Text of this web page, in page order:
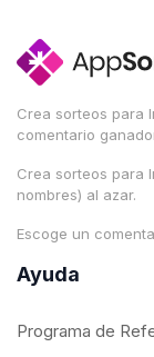
Crea sorteos para
comentario
Crea sorteos para
nombres) al azar.
Escoge un
Ayuda
Programa de